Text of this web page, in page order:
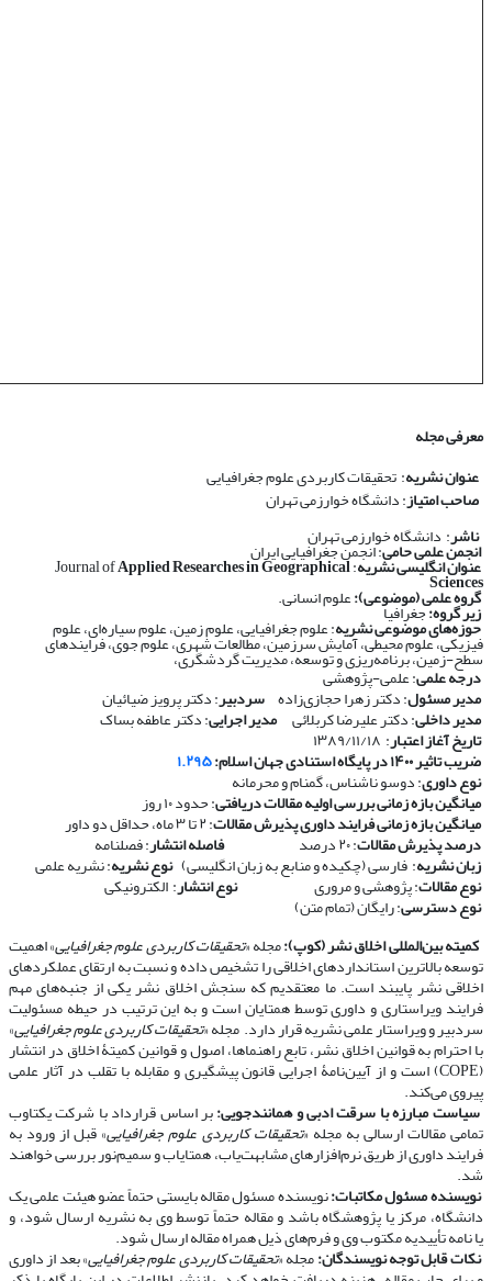
معرفی مجله
عنوان نشریه: تحقیقات کاربردی علوم جغرافیایی
صاحب امتیاز: دانشگاه خوارزمی تهران
ناشر: دانشگاه خوارزمی تهران
انجمن علمی حامی: انجمن جغرافیایی ایران
عنوان انگلیسی نشریه: Journal of
Applied Researches in Geographical
Sciences
گروه علمی (موضوعی):علوم انسانی.
زیر گروه:جغرافیا
حوزه‌های موضوعی نشریه: علوم جغرافیایی، علوم زمین، علوم سیاره‌ای، علوم
فیزیکی، علوم محیطی، آمایش سرزمین، مطالعات شهری، علوم جوی، فرایندهای
سطح-زمین، برنامه‌ریزی و توسعه، مدیریت گردشگری،
درجه علمی: علمی-پژوهشی
مدیر مسئول: دکتر زهرا حجازی‌زاده سردبیر: دکتر پرویز ضیائیان
مدیر داخلی: دکتر علیرضا کربلائی مدیر اجرایی: دکتر عاطفه بساک
تاریخ آغاز اعتبار: ۱۳۸۹/۱۱/۱۸
ضریب تاثیر ۱۴۰۰ در پایگاه استنادی جهان اسلام: ۱.۲۹۵
نوع داوری: دوسو ناشناس، گمنام و محرمانه
​​​​​​​میانگین بازه زمانی بررسی اولیه مقالات دریافتی: حدود ۱۰ روز
​​​​​​​میانگین بازه زمانی فرایند داوری پذیرش مقالات: ۲ تا ۳ ماه، حداقل دو داور
درصد پذیرش مقالات: ۲۰ درصد ​​​​​​​فاصله انتشار: فصلنامه
زبان نشریه: فارسی (چکیده و منابع به زبان انگلیسی) ​​​​​​​نوع نشریه: نشریه علمی
​​​​​​​نوع مقالات: پژوهشی و مروری ​​​​​​​نوع انتشار: الکترونیکی
​​​​​​​نوع دسترسی: رایگان (تمام متن)
​​​​​​​کمیته بین‌المللی اخلاق نشر (کوپ):مجله «تحقیقات کاربردی علوم جغرافیایی» اهمیت
توسعه بالاترین استانداردهای اخلاقی را تشخیص داده و نسبت به ارتقای عملکردهای
اخلاقی نشر پایبند است. ما معتقدیم که سنجش اخلاق نشر یکی از جنبه‌های مهم
فرایند ویراستاری و داوری توسط همتایان است و به این ترتیب در حیطه مسئولیت
سردبیر و ویراستار علمی نشریه قرار دارد. مجله «تحقیقات کاربردی علوم جغرافیایی»
با احترام به قوانین اخلاق نشر، تابع راهنماها، اصول و قوانین کمیتۀ اخلاق در انتشار
(COPE) است و از آیین‌نامۀ اجرایی قانون پیشگیری و مقابله با تقلب در آثار علمی
پیروی می‌کند.
​​​​​​​سیاست مبارزه با سرقت ادبی و همانندجویی:بر اساس قرارداد با شرکت یکتاوب
تمامی مقالات ارسالی به مجله «تحقیقات کاربردی علوم جغرافیایی» قبل از ورود به
فرایند داوری از طریق نرم‌افزارهای مشابهت‌یاب، همتایاب و سمیم‌نور بررسی خواهند
شد.
​​​​​​​نویسنده مسئول مکاتبات:نویسنده مسئول مقاله بایستی حتماً عضو هیئت علمی یک
دانشگاه، مرکز یا پژوهشگاه باشد و مقاله حتماً توسط وی به نشریه ارسال شود، و
یا نامه تأییدیه مکتوب وی و فرم‌های ذیل همراه مقاله ارسال شود.
​​​​​​​نکات قابل توجه نویسندگان:مجله «تحقیقات کاربردی علوم جغرافیایی» بعد از داوری